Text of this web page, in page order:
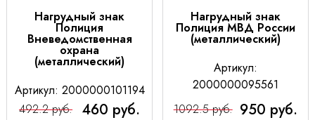
Нагрудный знак
Полиция
Вневедомственная
охрана
(металлический)
Артикул: 2000000101194
492.2 руб.
460 руб.
Нагрудный знак
Полиция МВД России
(металлический)
Артикул:
2000000095561
1092.5 руб. 950 руб.